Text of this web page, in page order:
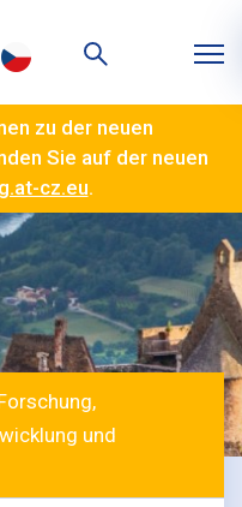
zu der neuen
Sie auf der neuen
cz.eu.
und